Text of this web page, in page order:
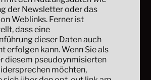
der Newsletter oder das
Weblinks. Ferner ist
dass eine
dieser Daten auch
erfolgen kann. Wenn Sie als
diesem pseudoynmisierten
möchten,